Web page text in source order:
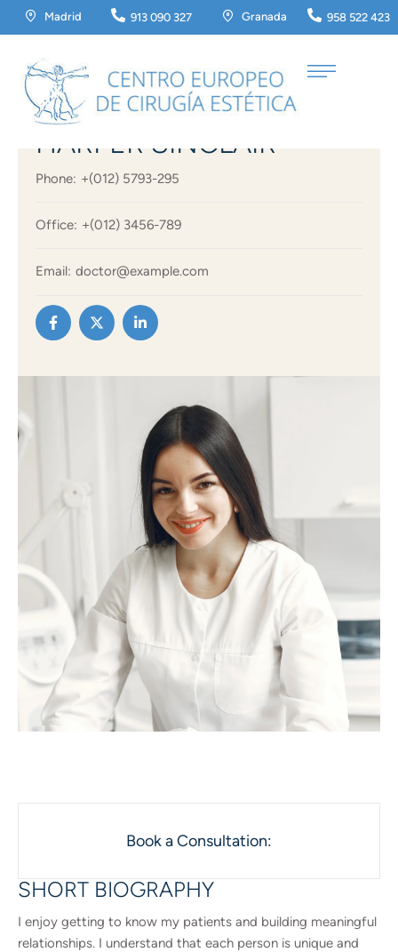
Madrid 913 090 327 Granada 958 522 423
LASER SKIN RESURFACING
HARPER SINCLAIR
Phone: +(012) 5793-295
Office: +(012) 3456-789
Email: doctor@example.com
Book a Consultation:
SHORT BIOGRAPHY
I enjoy getting to know my patients and building meaningful
relationships. I understand that each person is unique and